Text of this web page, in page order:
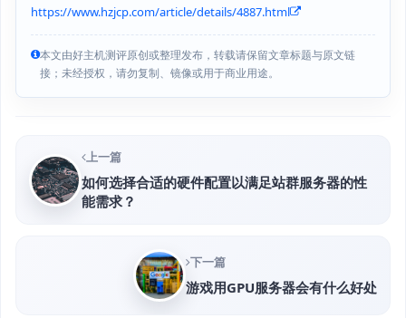
https://www.hzjcp.com/article/details/4887.html
本文由好主机测评原创或整理发布，转载请保留文章标题与原文链
接；未经授权，请勿复制、镜像或用于商业用途。
上一篇
如何选择合适的硬件配置以满足站群服务器的性
能需求？
下一篇
游戏用GPU服务器会有什么好处